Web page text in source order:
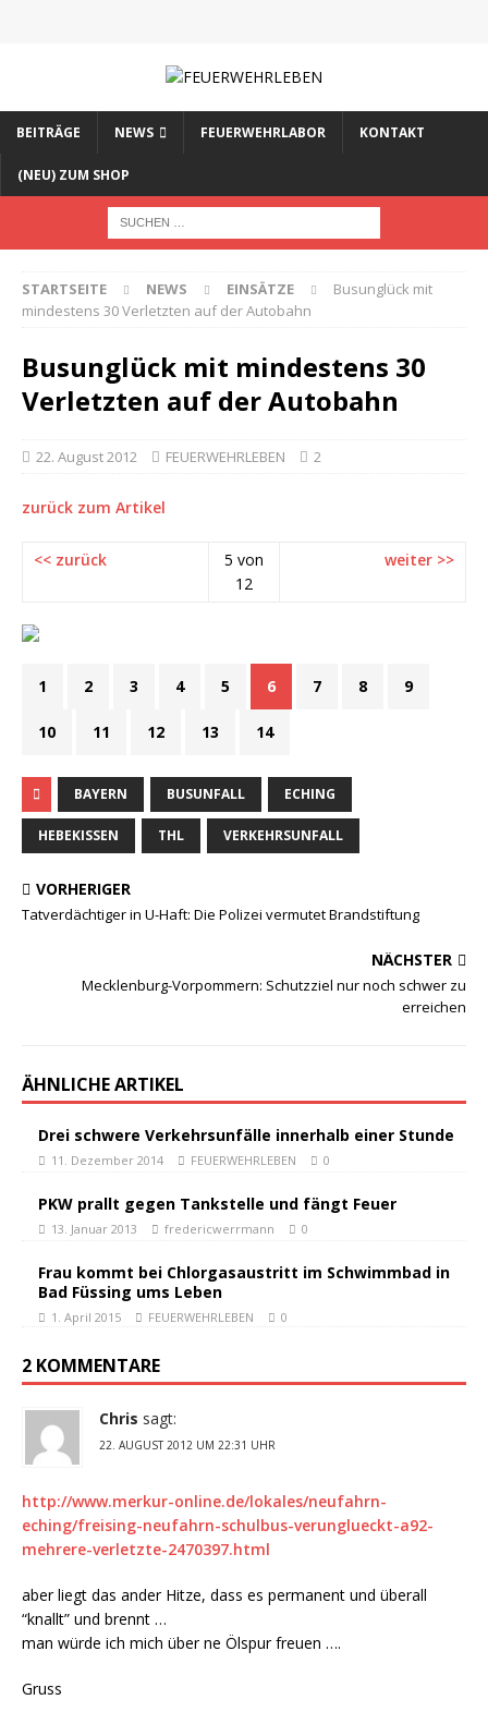
BEITRÄGE NEWS FEUERWEHRLABOR KONTAKT
(NEU) ZUM SHOP
STARTSEITE NEWS EINSÄTZE
Busunglück mit
mindestens 30 Verletzten auf der Autobahn
Busunglück mit mindestens 30
Verletzten auf der Autobahn
22. August 2012 FEUERWEHRLEBEN 2
zurück zum Artikel
<< zurück
5 von
12
weiter >>
1 2 3 4 5 6 7 8 9
10 11 12 13 14
BAYERN BUSUNFALL ECHING
HEBEKISSEN THL VERKEHRSUNFALL
VORHERIGER
Tatverdächtiger in U-Haft: Die Polizei vermutet Brandstiftung
NÄCHSTER
Mecklenburg-Vorpommern: Schutzziel nur noch schwer zu
erreichen
ÄHNLICHE ARTIKEL
Drei schwere Verkehrsunfälle innerhalb einer Stunde
11. Dezember 2014 FEUERWEHRLEBEN 0
PKW prallt gegen Tankstelle und fängt Feuer
13. Januar 2013 fredericwerrmann 0
Frau kommt bei Chlorgasaustritt im Schwimmbad in
Bad Füssing ums Leben
1. April 2015 FEUERWEHRLEBEN 0
2 KOMMENTARE
Chris sagt:
22. AUGUST 2012 UM 22:31 UHR
http://www.merkur-online.de/lokales/neufahrn-
eching/freising-neufahrn-schulbus-verunglueckt-a92-
mehrere-verletzte-2470397.html
aber liegt das ander Hitze, dass es permanent und überall
“knallt” und brennt …
man würde ich mich über ne Ölspur freuen ….
Gruss